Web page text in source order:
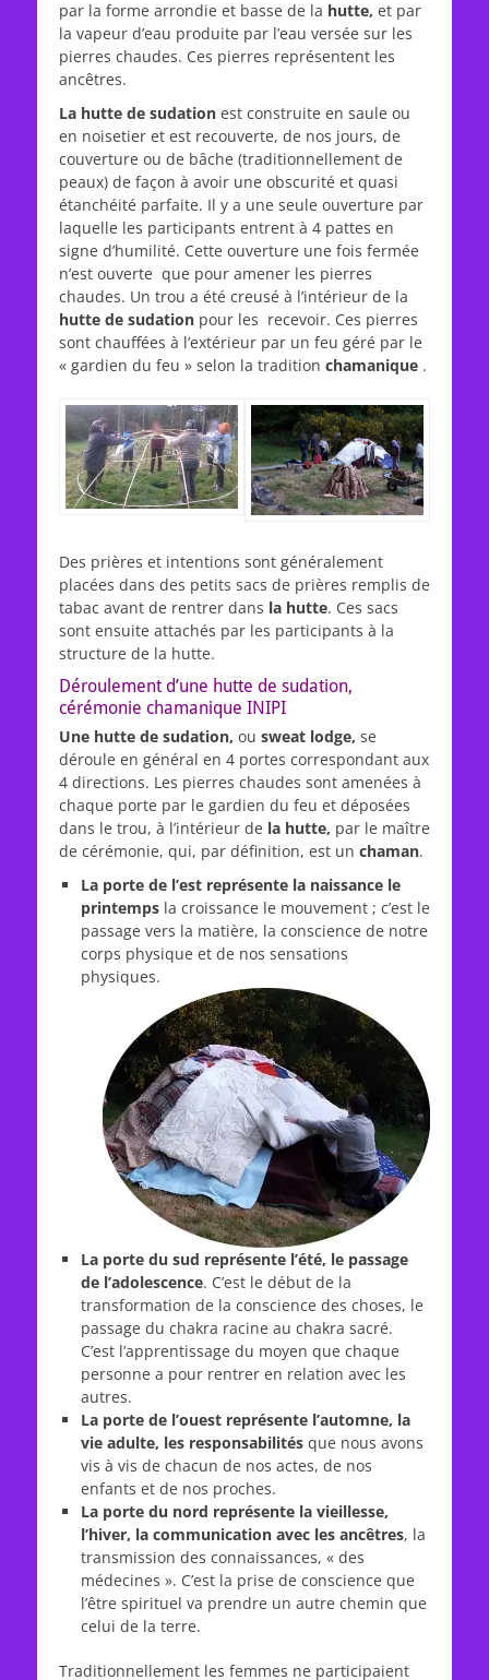
par la forme arrondie et basse de la hutte, et par
la vapeur d’eau produite par l’eau versée sur les
pierres chaudes. Ces pierres représentent les
ancêtres.
La hutte de sudation est construite en saule ou
en noisetier et est recouverte, de nos jours, de
couverture ou de bâche (traditionnellement de
peaux) de façon à avoir une obscurité et quasi
étanchéité parfaite. Il y a une seule ouverture par
laquelle les participants entrent à 4 pattes en
signe d’humilité. Cette ouverture une fois fermée
n’est ouverte que pour amener les pierres
chaudes. Un trou a été creusé à l’intérieur de la
hutte de sudation pour les recevoir. Ces pierres
sont chauffées à l’extérieur par un feu géré par le
« gardien du feu » selon la tradition chamanique .
Des prières et intentions sont généralement
placées dans des petits sacs de prières remplis de
tabac avant de rentrer dans la hutte. Ces sacs
sont ensuite attachés par les participants à la
structure de la hutte.
Déroulement d’une hutte de sudation,
cérémonie chamanique INIPI
Une hutte de sudation, ou sweat lodge, se
déroule en général en 4 portes correspondant aux
4 directions. Les pierres chaudes sont amenées à
chaque porte par le gardien du feu et déposées
dans le trou, à l’intérieur de la hutte, par le maître
de cérémonie, qui, par définition, est un chaman.
La porte de l’est représente la naissance le
printemps la croissance le mouvement ; c’est le
passage vers la matière, la conscience de notre
corps physique et de nos sensations
physiques.
La porte du sud représente l’été, le passage
de l’adolescence. C’est le début de la
transformation de la conscience des choses, le
passage du chakra racine au chakra sacré.
C’est l’apprentissage du moyen que chaque
personne a pour rentrer en relation avec les
autres.
La porte de l’ouest représente l’automne, la
vie adulte, les responsabilités que nous avons
vis à vis de chacun de nos actes, de nos
enfants et de nos proches.
La porte du nord représente la vieillesse,
l’hiver, la communication avec les ancêtres, la
transmission des connaissances, « des
médecines ». C’est la prise de conscience que
l’être spirituel va prendre un autre chemin que
celui de la terre.
Traditionnellement les femmes ne participaient